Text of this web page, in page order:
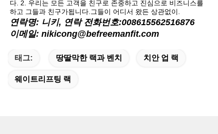
다. 2. 우리는 모든 고객을 친구로 존중하고 진심으로 비즈니스를
하고 그들과 친구가됩니다.그들이 어디서 왔든 상관없이.
연락명: 니키, 연락 전화번호:008615562516876
이메일: nikicong@befreemanfit.com
태그: 땅딸막한 랙과 벤치 치안 업 랙
웨이트리프팅 랙